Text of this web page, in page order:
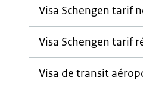
Visa Schengen tarif
Visa Schengen tarif
Visa de transit